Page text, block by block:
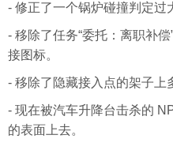
- 修正了一个锅炉碰撞判定过
- 移除了任务“委托：离职补
接图标。
- 移除了隐藏接入点的架子上
- 现在被汽车升降台击杀的
的表面上去。